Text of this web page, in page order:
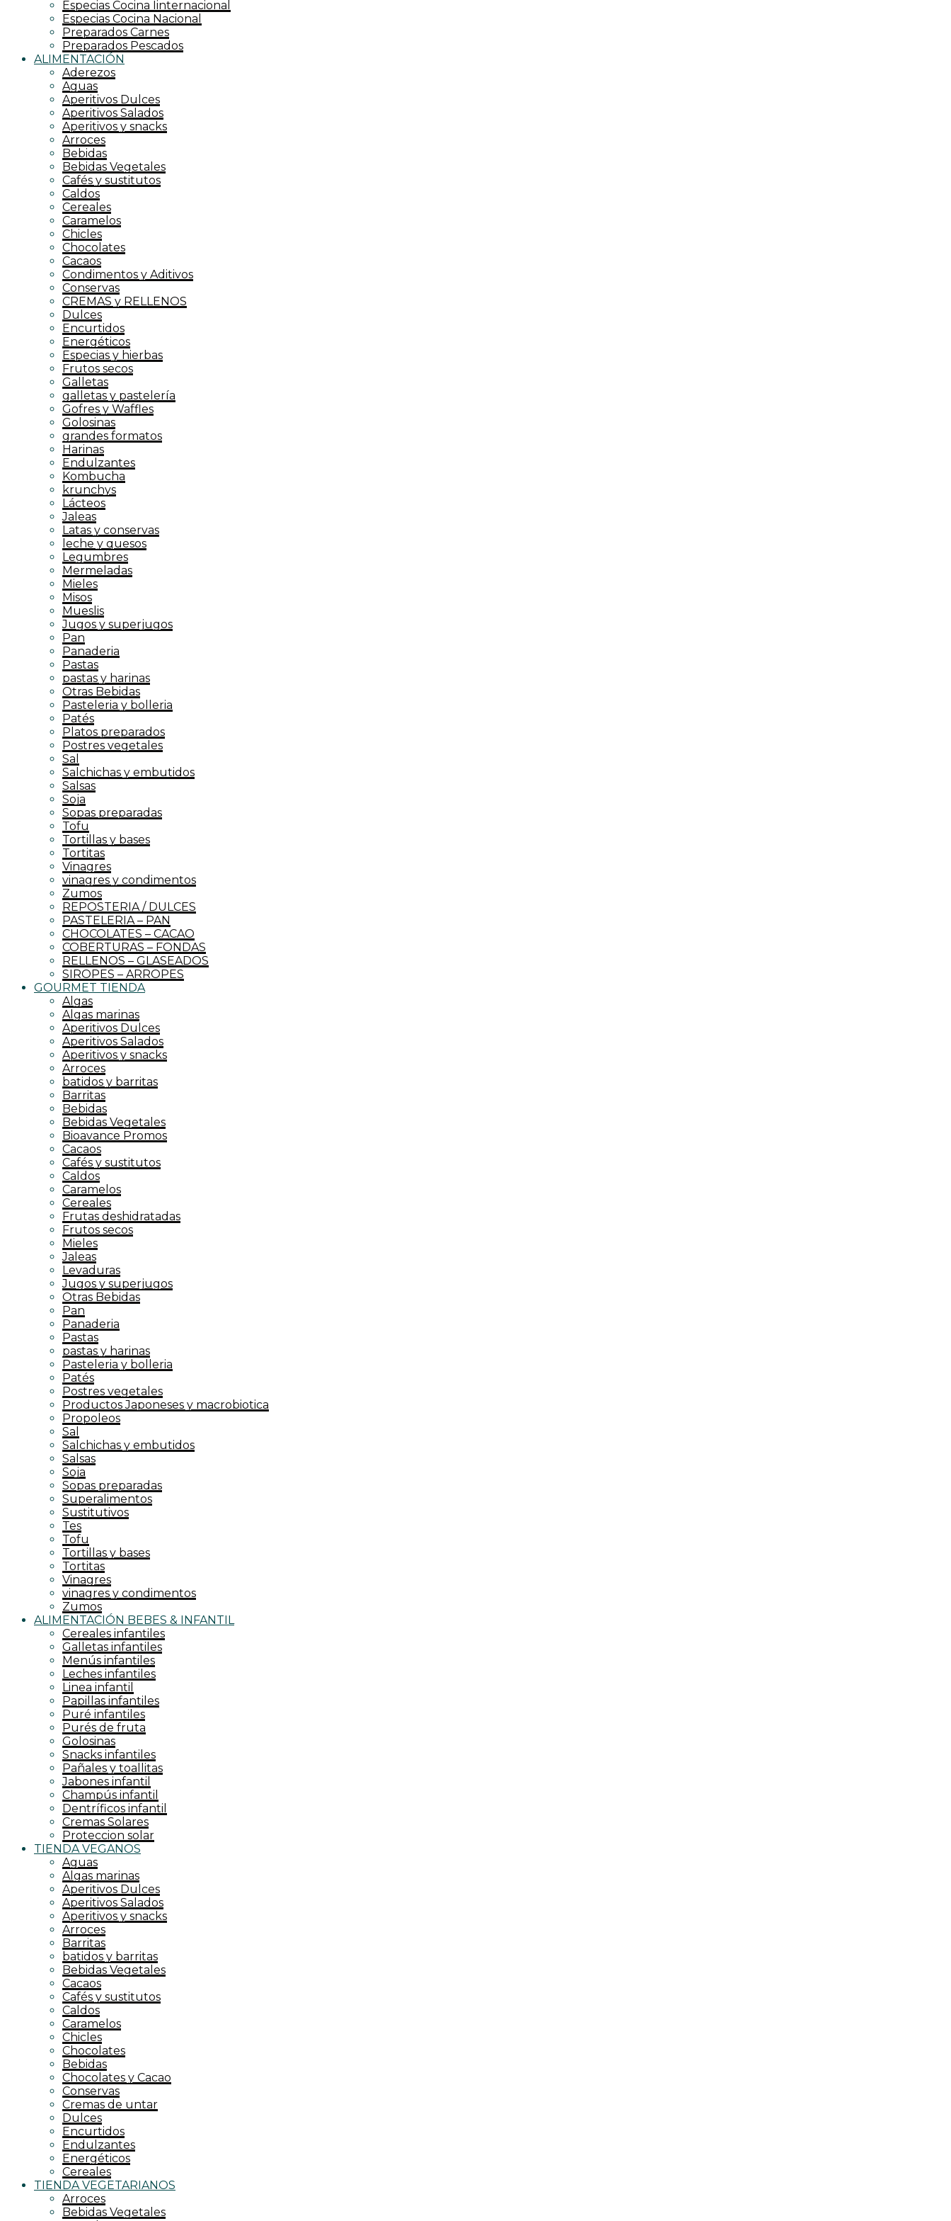
Especias Cocina Iinternacional
Especias Cocina Nacional
Preparados Carnes
Preparados Pescados
ALIMENTACIÓN
Aderezos
Aguas
Aperitivos Dulces
Aperitivos Salados
Aperitivos y snacks
Arroces
Bebidas
Bebidas Vegetales
Cafés y sustitutos
Caldos
Cereales
Caramelos
Chicles
Chocolates
Cacaos
Condimentos y Aditivos
Conservas
CREMAS y RELLENOS
Dulces
Encurtidos
Energéticos
Especias y hierbas
Frutos secos
Galletas
galletas y pastelería
Gofres y Waffles
Golosinas
grandes formatos
Harinas
Endulzantes
Kombucha
krunchys
Lácteos
Jaleas
Latas y conservas
leche y quesos
Legumbres
Mermeladas
Mieles
Misos
Mueslis
Jugos y superjugos
Pan
Panaderia
Pastas
pastas y harinas
Otras Bebidas
Pasteleria y bolleria
Patés
Platos preparados
Postres vegetales
Sal
Salchichas y embutidos
Salsas
Soja
Sopas preparadas
Tofu
Tortillas y bases
Tortitas
Vinagres
vinagres y condimentos
Zumos
REPOSTERIA / DULCES
PASTELERIA – PAN
CHOCOLATES – CACAO
COBERTURAS – FONDAS
RELLENOS – GLASEADOS
SIROPES – ARROPES
GOURMET TIENDA
Algas
Algas marinas
Aperitivos Dulces
Aperitivos Salados
Aperitivos y snacks
Arroces
batidos y barritas
Barritas
Bebidas
Bebidas Vegetales
Bioavance Promos
Cacaos
Cafés y sustitutos
Caldos
Caramelos
Cereales
Frutas deshidratadas
Frutos secos
Mieles
Jaleas
Levaduras
Jugos y superjugos
Otras Bebidas
Pan
Panaderia
Pastas
pastas y harinas
Pasteleria y bolleria
Patés
Postres vegetales
Productos Japoneses y macrobiotica
Propoleos
Sal
Salchichas y embutidos
Salsas
Soja
Sopas preparadas
Superalimentos
Sustitutivos
Tes
Tofu
Tortillas y bases
Tortitas
Vinagres
vinagres y condimentos
Zumos
ALIMENTACIÓN BEBES & INFANTIL
Cereales infantiles
Galletas infantiles
Menús infantiles
Leches infantiles
Linea infantil
Papillas infantiles
Puré infantiles
Purés de fruta
Golosinas
Snacks infantiles
Pañales y toallitas
Jabones infantil
Champús infantil
Dentríficos infantil
Cremas Solares
Proteccion solar
TIENDA VEGANOS
Aguas
Algas marinas
Aperitivos Dulces
Aperitivos Salados
Aperitivos y snacks
Arroces
Barritas
batidos y barritas
Bebidas Vegetales
Cacaos
Cafés y sustitutos
Caldos
Caramelos
Chicles
Chocolates
Bebidas
Chocolates y Cacao
Conservas
Cremas de untar
Dulces
Encurtidos
Endulzantes
Energéticos
Cereales
TIENDA VEGETARIANOS
Arroces
Bebidas Vegetales